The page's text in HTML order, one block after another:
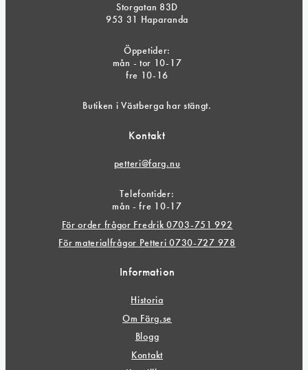
Storgatan 83D
953 31 Haparanda
Öppetider:
mån - tor 10-17
fre 10-16
Butiken i Västberga har stängt.
Kontakt
petteri@farg.nu
Telefontider:
mån - fre 10-17
För order frågor Fredrik 0703-751 992
För materialfrågor Petteri 0730-727 978
Information
Historia
Om Färg.se
Blogg
Kontakt